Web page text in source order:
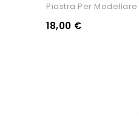
Piastra Per Modellare
18,00 €